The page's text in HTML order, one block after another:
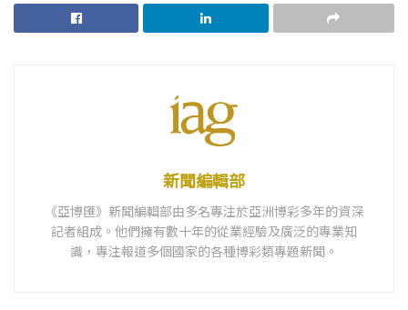
新聞編輯部
《亞博匯》新聞編輯部由多名專注於亞洲博彩多年的資深
記者組成。他們擁有數十年的從業經驗及廣泛的專業知
識，專注報道多個國家的各種博彩類專題新聞。